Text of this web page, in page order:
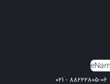
88222805-06 - 021